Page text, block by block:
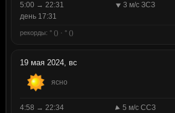
5:00 → 22:31
3 м/с ЗСЗ
день 17:31
рекорды: ° () · ° ()
19 мая 2024, вс
ясно
4:58 → 22:34
5 м/с ССЗ